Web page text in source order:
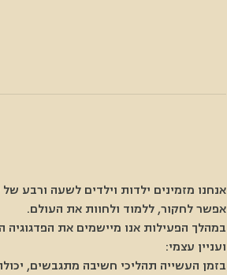
אנחנו מזמינים ילדות וילדים לשעה ורבע
אפשר לחקור, ללמוד ולחוות את העולם.
במהלך הפעילות אנו מיישמים את
ועניין עצמי:
בזמן העשייה תהליכי חשיבה מתגבשים,